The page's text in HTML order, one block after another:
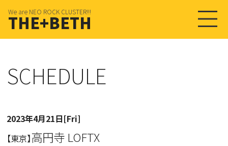
We are NEO ROCK CLUSTER!!!
THE+BETH
SCHEDULE
2023年4月21日[Fri]
【東京】高円寺 LOFTX